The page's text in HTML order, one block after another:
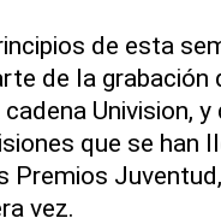
de esta
de la grabación
Univision, y
que se han
Premios
vez.